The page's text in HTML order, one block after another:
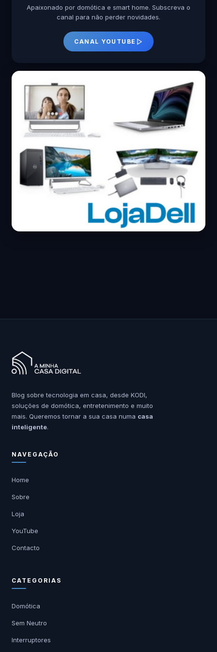
Apaixonado por domótica e smart home. Subscreva o
canal para não perder novidades.
CANAL YOUTUBE
Blog sobre tecnologia em casa, desde KODI,
soluções de domótica, entretenimento e muito
mais. Queremos tornar a sua casa numa casa
inteligente.
NAVEGAÇÃO
Home
Sobre
Loja
YouTube
Contacto
CATEGORIAS
Domótica
Sem Neutro
Interruptores